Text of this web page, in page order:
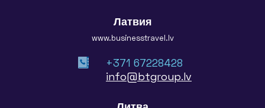
Латвия
www.businesstravel.lv
+371 67228428
info@btgroup.lv